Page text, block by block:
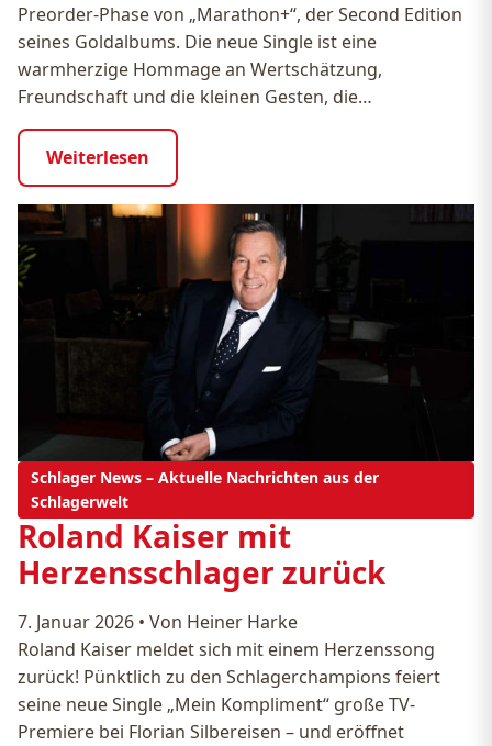
Preorder-Phase von „Marathon+“, der Second Edition
seines Goldalbums. Die neue Single ist eine
warmherzige Hommage an Wertschätzung,
Freundschaft und die kleinen Gesten, die…
Weiterlesen
Schlager News – Aktuelle Nachrichten aus der
Schlagerwelt
Roland Kaiser mit
Herzensschlager zurück
7. Januar 2026 • Von Heiner Harke
Roland Kaiser meldet sich mit einem Herzenssong
zurück! Pünktlich zu den Schlagerchampions feiert
seine neue Single „Mein Kompliment“ große TV-
Premiere bei Florian Silbereisen – und eröffnet